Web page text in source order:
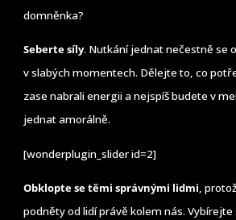
domněnka?
Seberte síly. Nutkání jednat nečestně se
v slabých momentech. Dělejte to, co
zase nabrali energii a nejspíš budete v
jednat amorálně.
[wonderplugin_slider id=2]
Obklopte se těmi správnými lidmi,
podněty od lidí právě kolem nás. Vybírejte